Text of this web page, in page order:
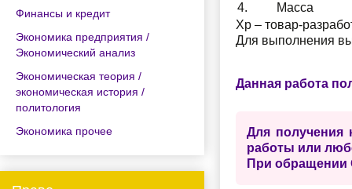
Финансы и кредит
Экономика предприятия /
Экономический анализ
Экономическая теория /
экономическая история /
политология
Экономика прочее
4.
Масса
Хр – товар-
Для выполнения
Данная работа
Для получения
работы или
При обращении